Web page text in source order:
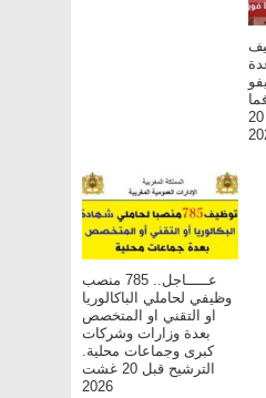
فوق. الترشيح قبل 20
عـــــاجل.. 785 منصب
وظيفي لحاملي الباكالوريا
او التقني او المتخصص
بعدة وزارات وشركات
كبرى وجماعات محلية.
الترشيح قبل 20 غشت
2026